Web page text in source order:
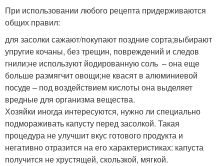
При использовании любого рецепта придерживаются
общих правил:
для засолки сажают/покупают поздние сорта;выбирают
упругие кочаны, без трещин, повреждений и следов
гнили;не используют йодированную соль – она еще
больше размягчит овощи;не квасят в алюминиевой
посуде – под воздействием кислоты она выделяет
вредные для организма вещества.
Хозяйки иногда интересуются, нужно ли специально
подмораживать капусту перед засолкой. Такая
процедура не улучшит вкус готового продукта и
негативно отразится на его характеристиках: капуста
получится не хрустящей, скользкой, мягкой.